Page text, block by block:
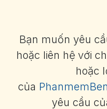
Bạn muốn yêu
hoặc liên hệ với
hoặc
của
yêu cầu